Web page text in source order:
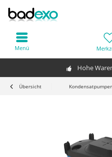
Hohe
Menü
Übersicht